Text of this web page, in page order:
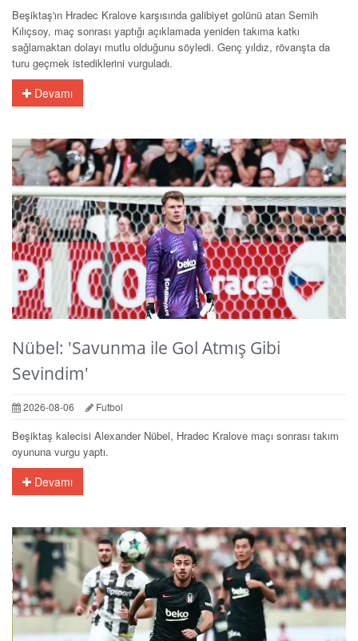
Beşiktaş'ın Hradec Kralove karşısında galibiyet golünü atan Semih
Kılıçsoy, maç sonrası yaptığı açıklamada yeniden takıma katkı
sağlamaktan dolayı mutlu olduğunu söyledi. Genç yıldız, rövanşta da
turu geçmek istediklerini vurguladı.
Devamı
Nübel: 'Savunma ile Gol Atmış Gibi
Sevindim'
2026-08-06 Futbol
Beşiktaş kalecisi Alexander Nübel, Hradec Kralove maçı sonrası takım
oyununa vurgu yaptı.
Devamı